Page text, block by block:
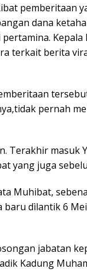
pemberitaan
dana
terkait berita
pernah
Terakhir masuk
yang juga
Muhibat,
dìlantik 6
jabatan
Kadung